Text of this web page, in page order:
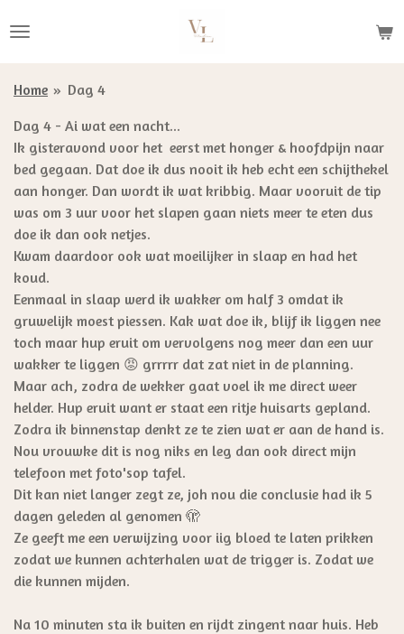
direct
de
Home » Dag 4
Dag 4 - Ai wat een nacht...
Ik gisteravond voor het eerst met honger & hoofdpijn naar
bed gegaan. Dat doe ik dus nooit ik heb echt een schijthekel
aan honger. Dan wordt ik wat kribbig. Maar vooruit de tip
was om 3 uur voor het slapen gaan niets meer te eten dus
doe ik dan ook netjes.
Kwam daardoor ook wat moeilijker in slaap en had het
koud.
Eenmaal in slaap werd ik wakker om half 3 omdat ik
gruwelijk moest piessen. Kak wat doe ik, blijf ik liggen nee
toch maar hup eruit om vervolgens nog meer dan een uur
wakker te liggen 😡 grrrrr dat zat niet in de planning.
Maar ach, zodra de wekker gaat voel ik me direct weer
helder. Hup eruit want er staat een ritje huisarts gepland.
Zodra ik binnenstap denkt ze te zien wat er aan de hand is.
Nou vrouwke dit is nog niks en leg dan ook direct mijn
telefoon met foto'sop tafel.
Dit kan niet langer zegt ze, joh nou die conclusie had ik 5
dagen geleden al genomen 🫣
Ze geeft me een verwijzing voor iig bloed te laten prikken
zodat we kunnen achterhalen wat de trigger is. Zodat we
die kunnen mijden.
Na 10 minuten sta ik buiten en rijdt zingent naar huis. Heb